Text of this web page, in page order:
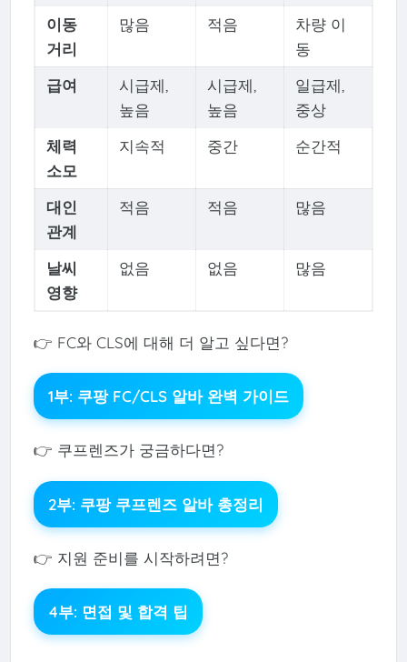
이동
거리
많음 적음
차량 이
동
급여
시급제,
높음
시급제,
높음
일급제,
중상
체력
소모
지속적 중간 순간적
대인
관계
적음 적음 많음
날씨
영향
없음 없음 많음
👉 FC와 CLS에 대해 더 알고 싶다면?
1부: 쿠팡 FC/CLS 알바 완벽 가이드
👉 쿠프렌즈가 궁금하다면?
2부: 쿠팡 쿠프렌즈 알바 총정리
👉 지원 준비를 시작하려면?
4부: 면접 및 합격 팁